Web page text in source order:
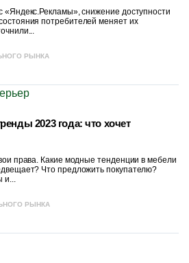
«Яндекс.Рекламы», снижение доступности
потребителей меняет их
РЫНКА
2023 года: что хочет
права. Какие модные тенденции в мебели
Что предложить покупателю?
РЫНКА